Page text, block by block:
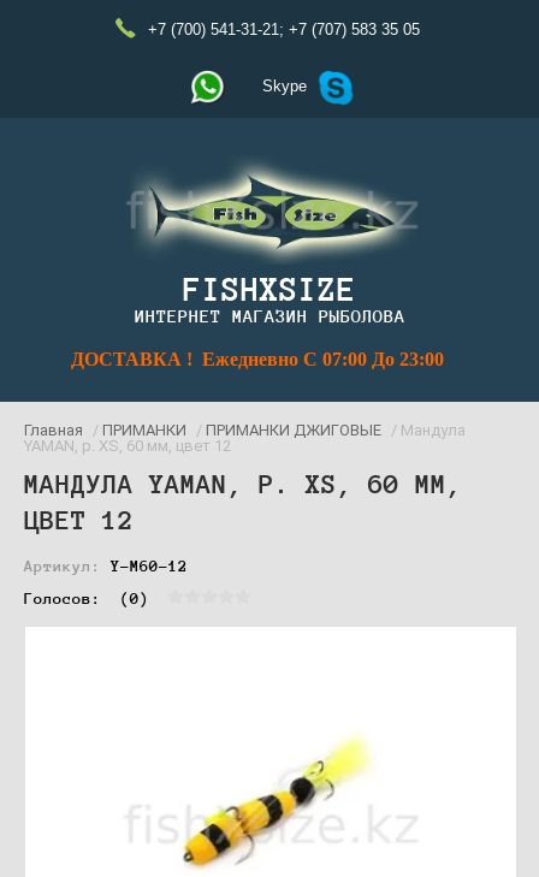
+7 (700) 541-31-21; +7 (707) 583 35 05
Skype
FISHXSIZE
ИНТЕРНЕТ МАГАЗИН РЫБОЛОВА
ДОСТАВКА ! Ежедневно С 07:00 До 23:00
Главная / ПРИМАНКИ / ПРИМАНКИ ДЖИГОВЫЕ / Мандула
YAMAN, р. XS, 60 мм, цвет 12
МАНДУЛА YAMAN, Р. XS, 60 ММ,
ЦВЕТ 12
Артикул:
Y-M60-12
Голосов: (0)